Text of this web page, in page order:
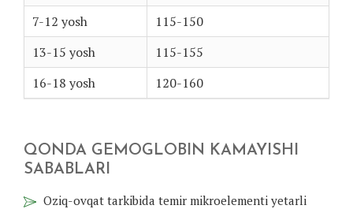
7-12 yosh
115-150
13-15 yosh
115-155
16-18 yosh
120-160
QONDA GEMOGLOBIN KAMAYISHI
SABABLARI
Oziq-ovqat tarkibida temir mikroelementi yetarli